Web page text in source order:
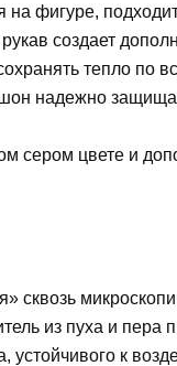
на фигуре,
создает
тепло по
надежно
сером цвете и
сквозь
из пуха и
устойчивого к